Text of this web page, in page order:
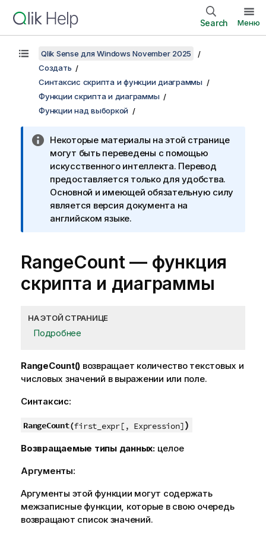
Search Меню
Qlik Sense для Windows November 2025
Создать
Синтаксис скрипта и функции диаграммы
Функции скрипта и диаграммы
Функции над выборкой
Некоторые материалы на этой странице
могут быть переведены с помощью
искусственного интеллекта. Перевод
предоставляется только для удобства.
Основной и имеющей обязательную силу
является версия документа на
английском языке.
RangeCount— функция
скриптa и диаграммы
НА ЭТОЙ СТРАНИЦЕ
Подробнее
RangeCount() возвращает количество текстовых и
числовых значений в выражении или поле.
Синтаксис:
RangeCount(first_expr[, Expression])
Возвращаемые типы данных: целое
Аргументы:
Аргументы этой функции могут содержать
межзаписные функции, которые в свою очередь
возвращают список значений.